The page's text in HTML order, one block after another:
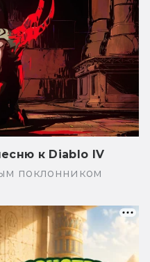
к Diablo IV
поклонником